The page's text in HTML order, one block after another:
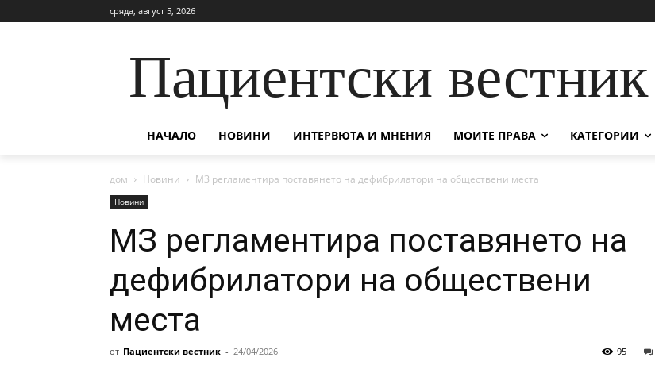
сряда, август 5, 2026
Пациентски вестник
НАЧАЛО НОВИНИ ИНТЕРВЮТА И МНЕНИЯ МОИТЕ ПРАВА КАТЕГОРИИ
дом Новини МЗ регламентира поставянето на дефибрилатори на обществени места
Новини
МЗ регламентира поставянето на
дефибрилатори на обществени
места
от Пациентски вестник - 24/04/2026 95